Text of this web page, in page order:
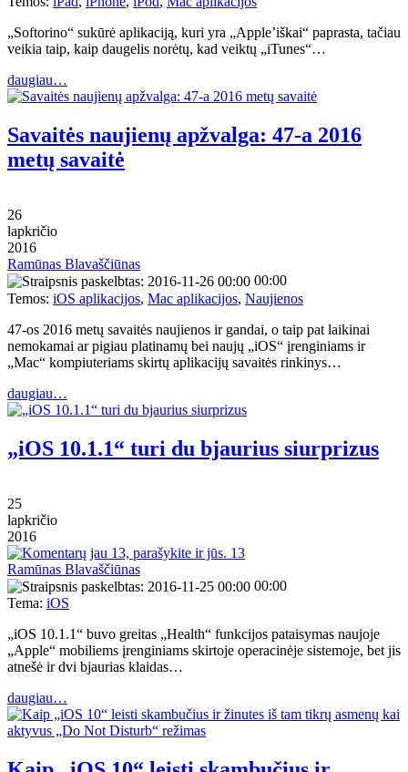
„Softorino“ sukūrė aplikaciją, kuri yra „Apple’iškai“ paprasta, tačiau
veikia taip, kaip daugelis norėtų, kad veiktų „iTunes“…
daugiau…
Savaitės naujienų apžvalga: 47-a 2016
metų savaitė
26
lapkričio
2016
Ramūnas Blavaščiūnas
00:00
Temos: iOS aplikacijos, Mac aplikacijos, Naujienos
47-os 2016 metų savaitės naujienos ir gandai, o taip pat laikinai
nemokamai ar pigiau platinamų bei naujų „iOS“ įrenginiams ir
„Mac“ kompiuteriams skirtų aplikacijų savaitės rinkinys…
daugiau…
„iOS 10.1.1“ turi du bjaurius siurprizus
25
lapkričio
2016
13
Ramūnas Blavaščiūnas
00:00
Tema: iOS
„iOS 10.1.1“ buvo greitas „Health“ funkcijos pataisymas naujoje
„Apple“ mobiliems įrenginiams skirtoje operacinėje sistemoje, bet jis
atnešė ir dvi bjaurias klaidas…
daugiau…